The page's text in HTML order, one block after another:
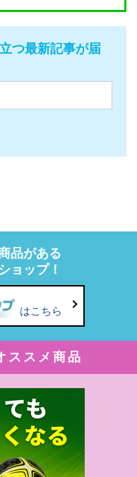
つ最新記事が届
品がある
ョップ！
はこちら
ススメ商品